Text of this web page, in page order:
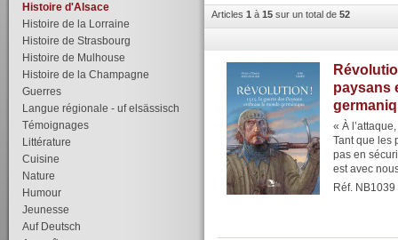
Articles 1 à 15 sur un total de 52
paysans
« À
Tant que les
pas en
est avec
Réf. NB1039
Histoire d'Alsace
Histoire de la Lorraine
Histoire de Strasbourg
Histoire de Mulhouse
Histoire de la Champagne
Guerres
Langue régionale - uf elsässisch
Témoignages
Littérature
Cuisine
Nature
Humour
Jeunesse
Auf Deutsch